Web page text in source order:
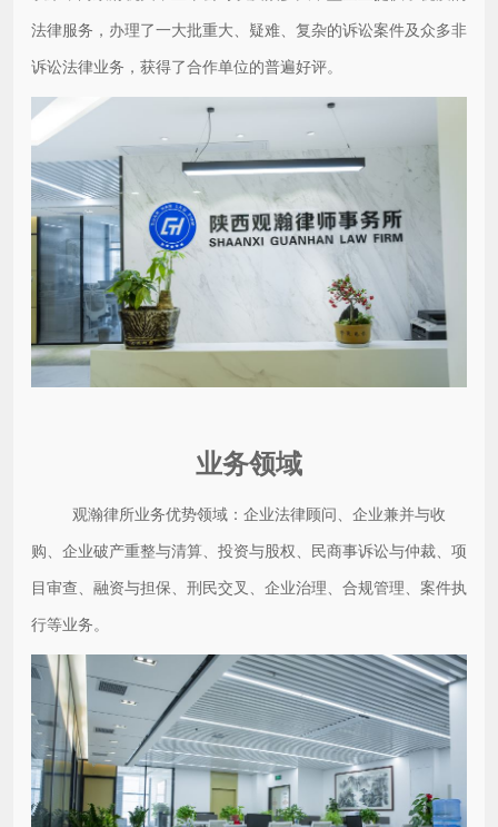
法律服务，办理了一大批重大、疑难、复杂的诉讼案件及众多非
诉讼法律业务，获得了合作单位的普遍好评。
业务领域
观瀚律所业务优势领域：企业法律顾问、企业兼并与收
购、企业破产重整与清算、投资与股权、民商事诉讼与仲裁、项
目审查、融资与担保、刑民交叉、企业治理、合规管理、案件执
行等业务。